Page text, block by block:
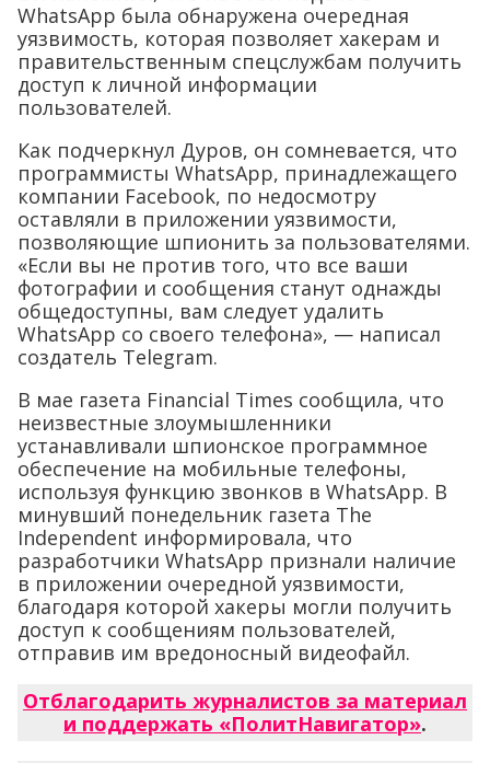
WhatsApp была обнаружена очередная
уязвимость, которая позволяет хакерам и
правительственным спецслужбам получить
доступ к личной информации
пользователей.
Как подчеркнул Дуров, он сомневается, что
программисты WhatsApp, принадлежащего
компании Facebook, по недосмотру
оставляли в приложении уязвимости,
позволяющие шпионить за пользователями.
«Если вы не против того, что все ваши
фотографии и сообщения станут однажды
общедоступны, вам следует удалить
WhatsApp со своего телефона», — написал
создатель Telegram.
В мае газета Financial Times сообщила, что
неизвестные злоумышленники
устанавливали шпионское программное
обеспечение на мобильные телефоны,
используя функцию звонков в WhatsApp. В
минувший понедельник газета The
Independent информировала, что
разработчики WhatsApp признали наличие
в приложении очередной уязвимости,
благодаря которой хакеры могли получить
доступ к сообщениям пользователей,
отправив им вредоносный видеофайл.
Отблагодарить журналистов за материал
и поддержать «ПолитНавигатор».